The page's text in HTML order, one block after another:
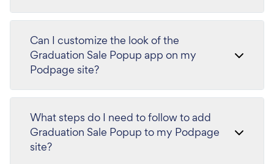
Can I customize the look of the
Graduation Sale Popup app on my
Podpage site?
What steps do I need to follow to add
Graduation Sale Popup to my Podpage
site?